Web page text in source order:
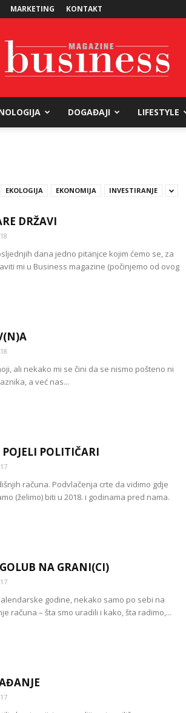
MARKETING KONTAKT
DOGAĐAJI LIFESTYLE
EKOLOGIJA EKONOMIJA INVESTIRANJE
DRŽAVI
dana jedno pitanjce kojim ćemo se, za
mi u Business magazine (počinjemo od ovog
ali nekako mi se čini da se nismo pošteno ni
a već nas...
POLITIČARI
računa. Podvlačenja crte da vidimo gdje
(želimo) biti u 2018. i godinama pred nama.
NA GRANI(CI)
godine, nekako samo po sebi na
računa – šta smo uradili i kako, šta radimo,...